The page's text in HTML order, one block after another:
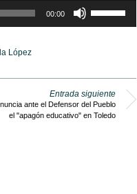
00:00
las
teclas
para
aumentar
o
disminuir
López
Entrada siguiente
ante el Defensor del Pueblo
el "apagón educativo" en Toledo